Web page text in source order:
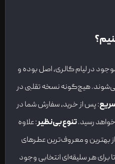
در لیام گالری، اصل بوده و
هیچ‌گونه نسخه تقلبی در
: پس از خرید، سفارش شما در
رسید.تنوع بی‌نظیر: علاوه
بهترین و معروف‌ترین عطرهای
هر سلیقه‌ای انتخابی وجود